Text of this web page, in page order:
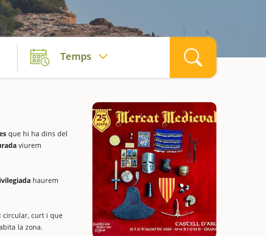
Temps
que hi ha dins del
viurem
haurem
curt i que
la zona.